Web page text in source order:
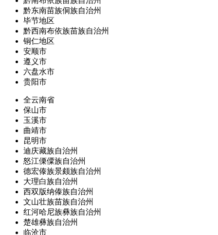
黔东南苗族侗族自治州
毕节地区
黔西南布依族苗族自治州
铜仁地区
安顺市
遵义市
六盘水市
贵阳市
全云南省
保山市
玉溪市
曲靖市
昆明市
迪庆藏族自治州
怒江傈僳族自治州
德宏傣族景颇族自治州
大理白族自治州
西双版纳傣族自治州
文山壮族苗族自治州
红河哈尼族彝族自治州
楚雄彝族自治州
临沧市